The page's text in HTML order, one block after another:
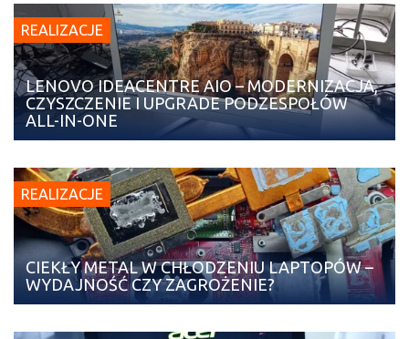
REALIZACJE
LENOVO IDEACENTRE AIO – MODERNIZACJA,
CZYSZCZENIE I UPGRADE PODZESPOŁÓW
ALL-IN-ONE
REALIZACJE
CIEKŁY METAL W CHŁODZENIU LAPTOPÓW –
WYDAJNOŚĆ CZY ZAGROŻENIE?